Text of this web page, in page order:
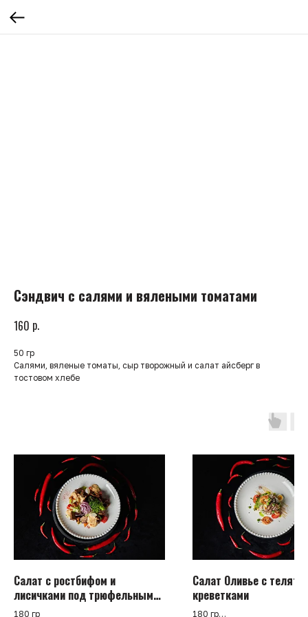
Сэндвич с салями и вялеными томатами
160 р.
50 гр
Салями, вяленые томаты, сыр творожный и салат айсберг в
тостовом хлебе
Салат с ростбифом и
лисичками под трюфельным
соусом
180 гр
Салат Оливье с
креветками
180 гр